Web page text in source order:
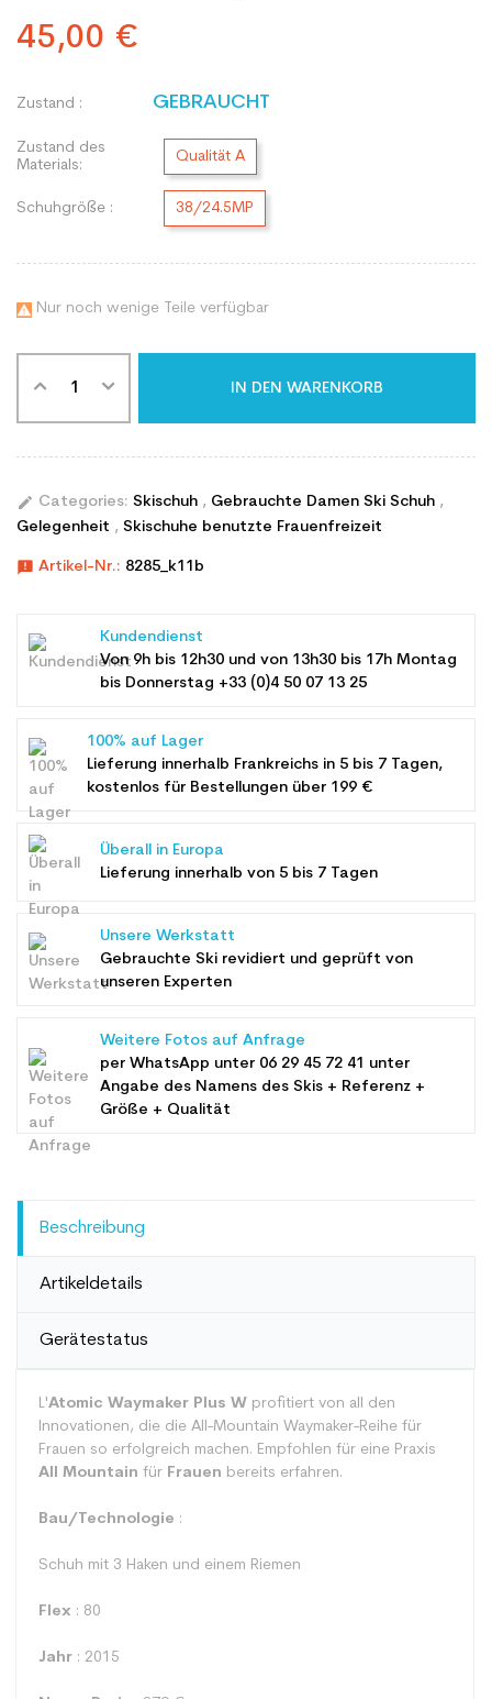
45,00 €
Zustand : GEBRAUCHT
Zustand des
Materials:
Qualität A
Schuhgröße : 38/24.5MP
 Nur noch wenige Teile verfügbar
IN DEN WARENKORB
edit Categories: Skischuh , Gebrauchte Damen Ski Schuh ,
Gelegenheit , Skischuhe benutzte Frauenfreizeit
announcement Artikel-Nr.: 8285_k11b
Kundendienst
Von 9h bis 12h30 und von 13h30 bis 17h Montag
bis Donnerstag +33 (0)4 50 07 13 25
100% auf Lager
Lieferung innerhalb Frankreichs in 5 bis 7 Tagen,
kostenlos für Bestellungen über 199 €
Überall in Europa
Lieferung innerhalb von 5 bis 7 Tagen
Unsere Werkstatt
Gebrauchte Ski revidiert und geprüft von
unseren Experten
Weitere Fotos auf Anfrage
per WhatsApp unter 06 29 45 72 41 unter
Angabe des Namens des Skis + Referenz +
Größe + Qualität
Beschreibung
Artikeldetails
Gerätestatus
L'Atomic Waymaker Plus W profitiert von all den
Innovationen, die die All-Mountain Waymaker-Reihe für
Frauen so erfolgreich machen. Empfohlen für eine Praxis
All Mountain für Frauen bereits erfahren.
Bau/Technologie :
Schuh mit 3 Haken und einem Riemen
Flex : 80
Jahr : 2015